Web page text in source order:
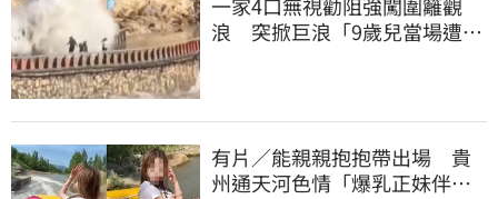
浪 突掀巨浪「9歲兒當場遭捲
有片／能親親抱抱帶出場 貴
州通天河色情「爆乳正妹伴